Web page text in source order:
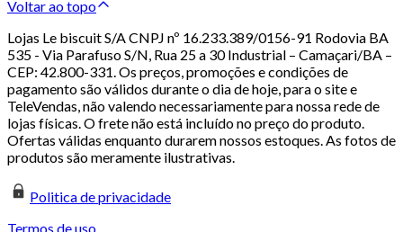
Voltar ao topo
Lojas Le biscuit S/A CNPJ nº 16.233.389/0156-91 Rodovia BA
535 - Via Parafuso S/N, Rua 25 a 30 Industrial – Camaçari/BA –
CEP: 42.800-331. Os preços, promoções e condições de
pagamento são válidos durante o dia de hoje, para o site e
TeleVendas, não valendo necessariamente para nossa rede de
lojas físicas. O frete não está incluído no preço do produto.
Ofertas válidas enquanto durarem nossos estoques. As fotos de
produtos são meramente ilustrativas.
Politica de privacidade
Termos de uso